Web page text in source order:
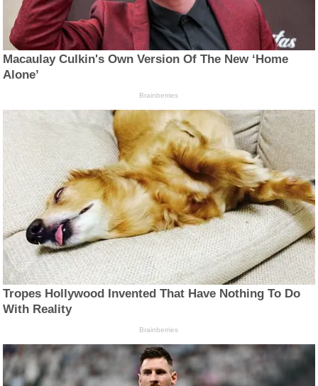
Macaulay Culkin's Own Version Of The New ‘Home
Alone’
Brainberries
Tropes Hollywood Invented That Have Nothing To Do
With Reality
Brainberries